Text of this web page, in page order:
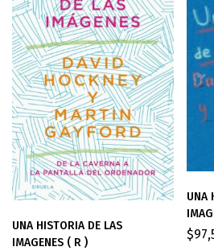
UNA HISTORIA DE LAS
IMAGENES ( R )
UNA
$